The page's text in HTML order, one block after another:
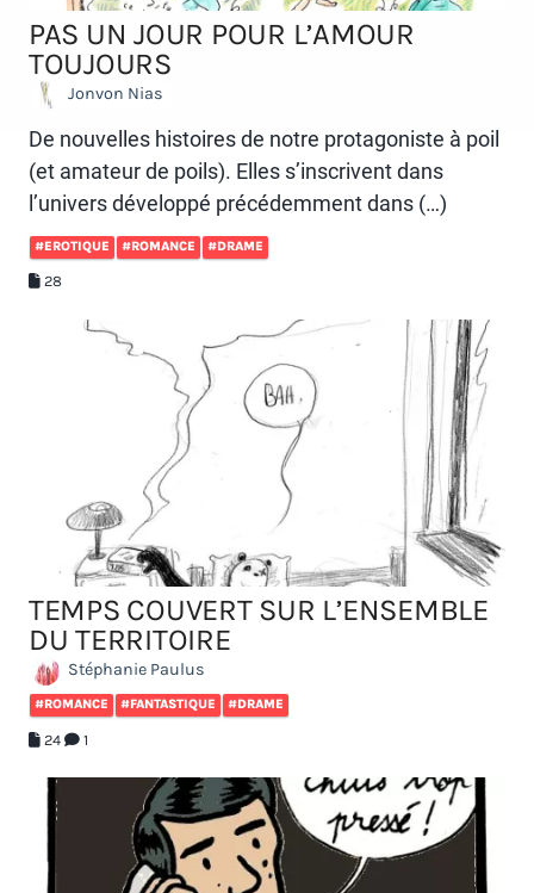
PAS UN JOUR POUR L’AMOUR
TOUJOURS
Jonvon Nias
De nouvelles histoires de notre protagoniste à poil
(et amateur de poils). Elles s’inscrivent dans
l’univers développé précédemment dans (…)
#EROTIQUE #ROMANCE #DRAME
28
TEMPS COUVERT SUR L’ENSEMBLE
DU TERRITOIRE
Stéphanie Paulus
#ROMANCE #FANTASTIQUE #DRAME
24 1